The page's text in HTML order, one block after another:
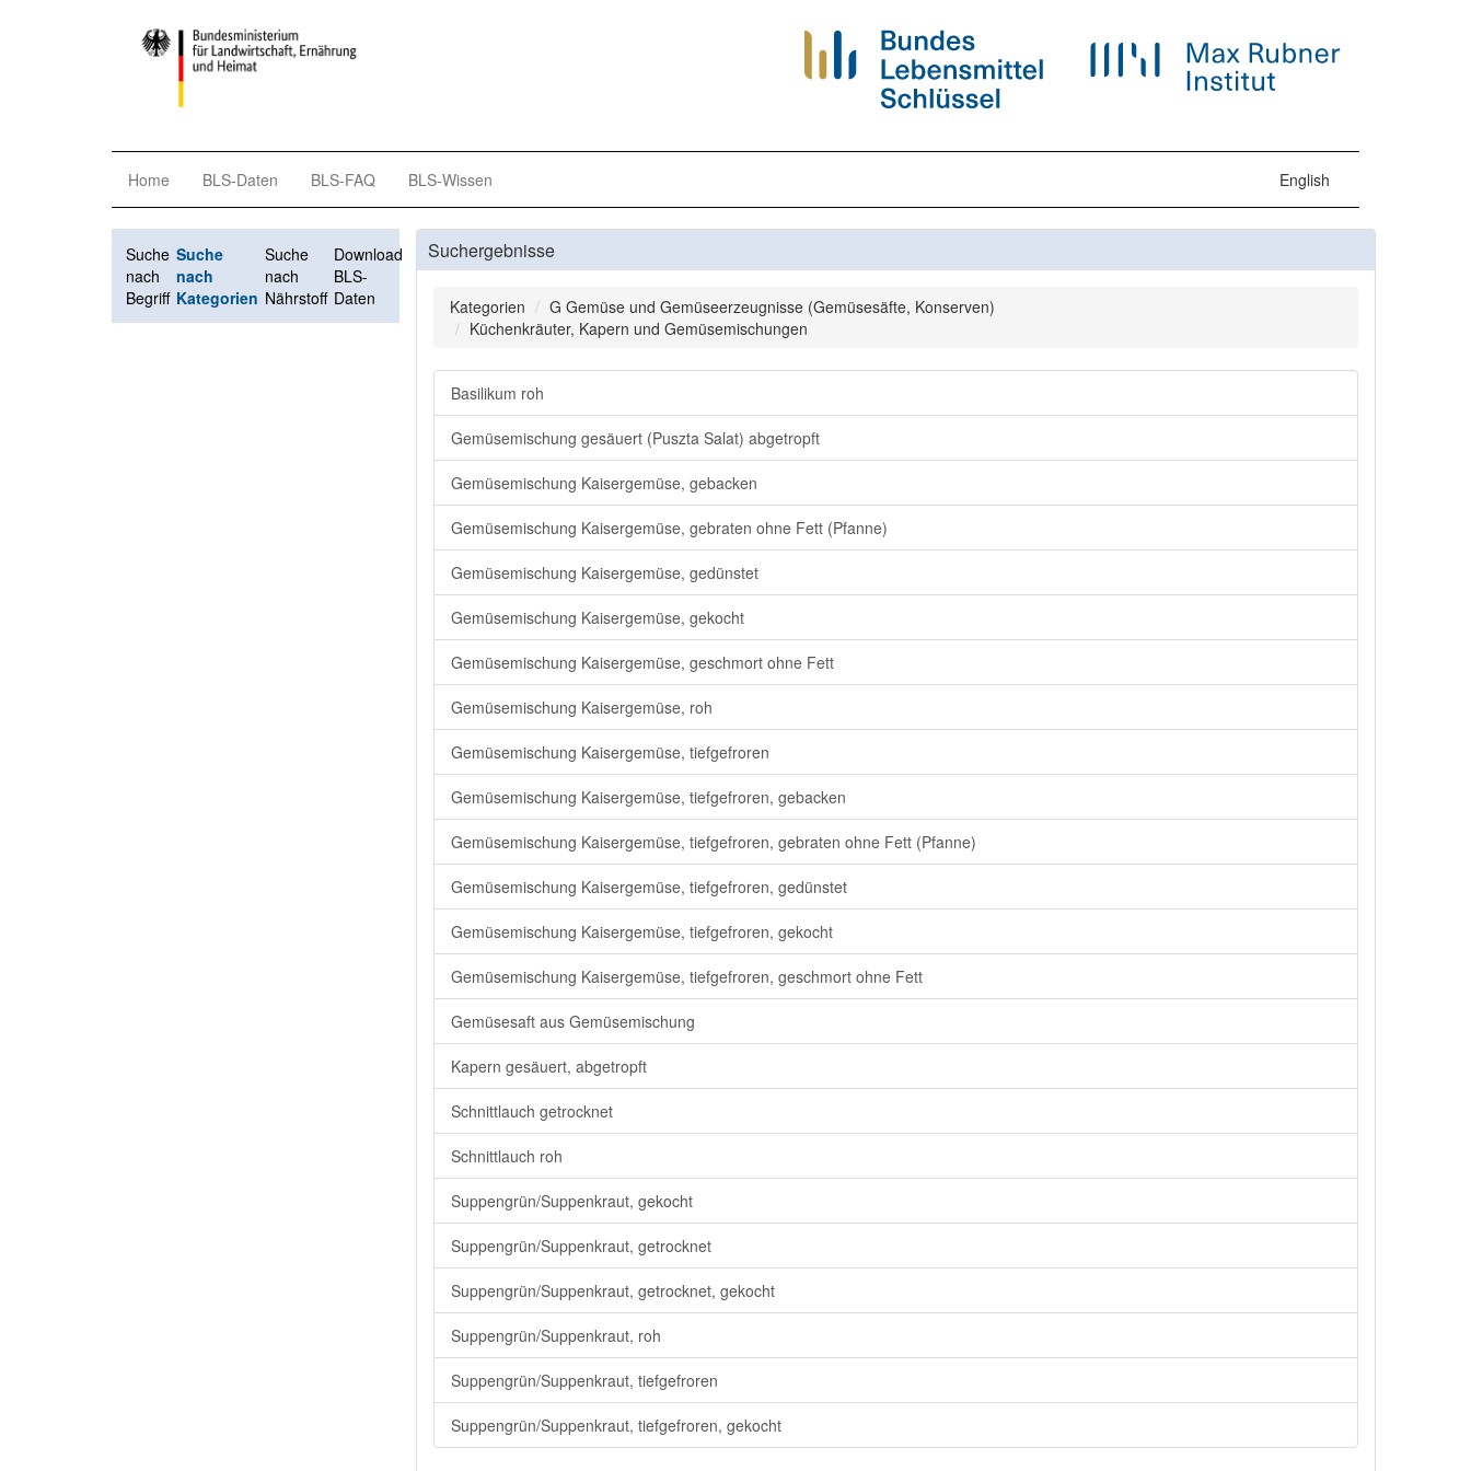
Home BLS-Daten BLS-FAQ BLS-Wissen English
Suche
nach
Begriff
Suche
nach
Kategorien
Suche
nach
Nährstoff
Download
BLS-
Daten
Suchergebnisse
Kategorien
G Gemüse und Gemüseerzeugnisse (Gemüsesäfte, Konserven)
Küchenkräuter, Kapern und Gemüsemischungen
Basilikum roh
Gemüsemischung gesäuert (Puszta Salat) abgetropft
Gemüsemischung Kaisergemüse, gebacken
Gemüsemischung Kaisergemüse, gebraten ohne Fett (Pfanne)
Gemüsemischung Kaisergemüse, gedünstet
Gemüsemischung Kaisergemüse, gekocht
Gemüsemischung Kaisergemüse, geschmort ohne Fett
Gemüsemischung Kaisergemüse, roh
Gemüsemischung Kaisergemüse, tiefgefroren
Gemüsemischung Kaisergemüse, tiefgefroren, gebacken
Gemüsemischung Kaisergemüse, tiefgefroren, gebraten ohne Fett (Pfanne)
Gemüsemischung Kaisergemüse, tiefgefroren, gedünstet
Gemüsemischung Kaisergemüse, tiefgefroren, gekocht
Gemüsemischung Kaisergemüse, tiefgefroren, geschmort ohne Fett
Gemüsesaft aus Gemüsemischung
Kapern gesäuert, abgetropft
Schnittlauch getrocknet
Schnittlauch roh
Suppengrün/Suppenkraut, gekocht
Suppengrün/Suppenkraut, getrocknet
Suppengrün/Suppenkraut, getrocknet, gekocht
Suppengrün/Suppenkraut, roh
Suppengrün/Suppenkraut, tiefgefroren
Suppengrün/Suppenkraut, tiefgefroren, gekocht